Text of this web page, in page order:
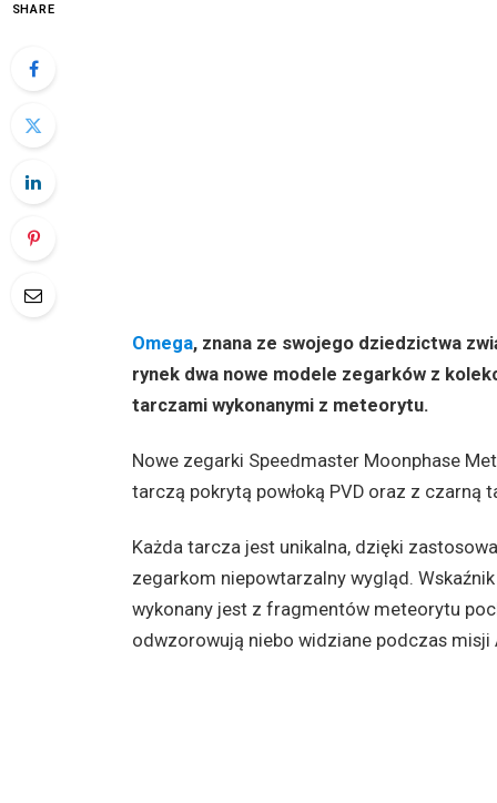
SHARE
Omega, znana ze swojego dziedzictwa
rynek dwa nowe modele zegarków z
tarczami wykonanymi z meteorytu.
Nowe zegarki Speedmaster Moonphase
tarczą pokrytą powłoką PVD oraz z
Każda tarcza jest unikalna, dzięki
zegarkom niepowtarzalny wygląd.
wykonany jest z fragmentów meteorytu
odwzorowują niebo widziane podczas misji